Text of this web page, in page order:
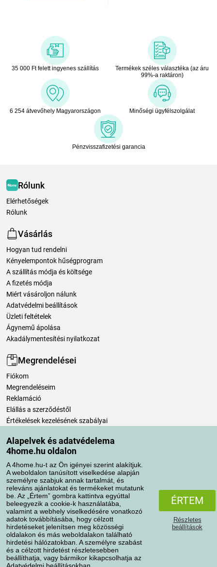
Alapelvek és adatvédelema
4home.hu oldalon
A 4home.hu-t az Ön igényei szerint alakítjuk.
A weboldalon tanúsított viselkedése alapján
személyre szabjuk annak tartalmát, és
releváns ajánlatokat és termékeket mutatunk
be. Az „Értem” gombra kattintva egyúttal
beleegyezik a cookie-k használatába,
valamint a webhely viselkedésére vonatkozó
adatok továbbításába, hogy célzott
hirdetéseket jelenítsen meg közösségi
oldalakon és más weboldalakon található
hirdetési hálózatokban. A személyre szabást
és a célzott hirdetést részletesebben
beállíthatja, vagy bármikor kikapcsolhatja az
ÉRTEM
Részletes
beállítások
35 000 Ft felett ingyenes szállítás
Termékek széles választéka (az áru
99%-a raktáron)
6 254 átvevőhely Magyarországon Minőségi ügyfélszolgálat
Pénzvisszafizetési garancia
Rólunk
Elérhetőségek
Rólunk
Vásárlás
Hogyan tud rendelni
Kényelempontok hűségprogram
A szállítás módja és költsége
A fizetés módja
Miért vásároljon nálunk
Adatvédelmi beállítások
Üzleti feltételek
Ágynemű ápolása
Akadálymentesítési nyilatkozat
Megrendelései
Fiókom
Megrendeléseim
Reklamáció
Elállás a szerződéstől
Értékelések kezelésének szabályai
Szállítási módok
Fizetési módok
AdatvédelemSüti szabályzat